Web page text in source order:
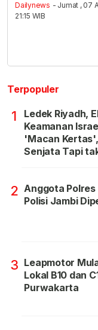
Dailynews - Jumat , 07
21:15 WIB
Terpopuler
1
Ledek Riyadh,
Keamanan
'Macan
Senjata Tapi
2 Anggota Polres
Polisi Jambi
3 Leapmotor
Lokal B10 dan
Purwakarta